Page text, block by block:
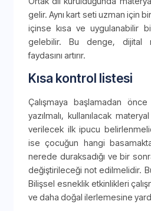
gelir. Aynı kart seti uzman için
içinse kısa ve uygulanabilir
gelebilir. Bu denge, dijital
faydasını artırır.
Kısa kontrol listesi
Çalışmaya başlamadan
yazılmalı, kullanılacak
verilecek ilk ipucu
ise çocuğun hangi
nerede duraksadığı ve bir
değiştirileceği not edilmelidir.
Bilişsel esneklik etkinlikleri
ve daha doğal ilerlemesine